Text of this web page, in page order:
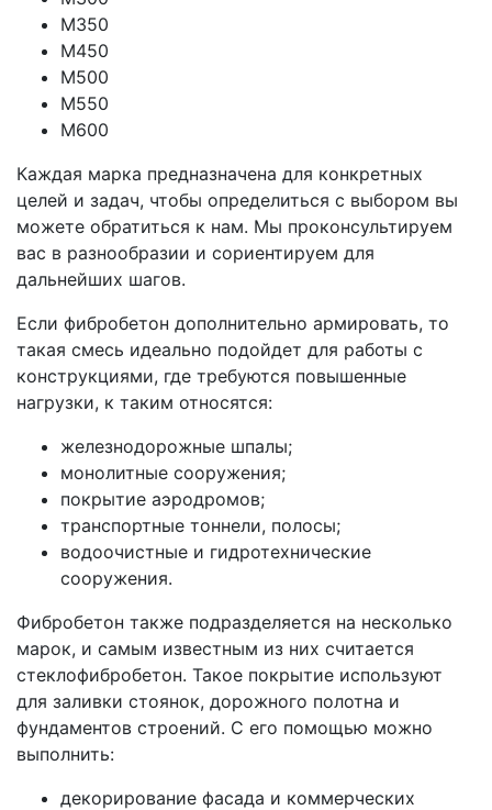
М350
М450
М500
М550
М600
Каждая марка предназначена для конкретных
целей и задач, чтобы определиться с выбором вы
можете обратиться к нам. Мы проконсультируем
вас в разнообразии и сориентируем для
дальнейших шагов.
Если фибробетон дополнительно армировать, то
такая смесь идеально подойдет для работы с
конструкциями, где требуются повышенные
нагрузки, к таким относятся:
железнодорожные шпалы;
монолитные сооружения;
покрытие аэродромов;
транспортные тоннели, полосы;
водоочистные и гидротехнические
сооружения.
Фибробетон также подразделяется на несколько
марок, и самым известным из них считается
стеклофибробетон. Такое покрытие используют
для заливки стоянок, дорожного полотна и
фундаментов строений. С его помощью можно
выполнить:
декорирование фасада и коммерческих